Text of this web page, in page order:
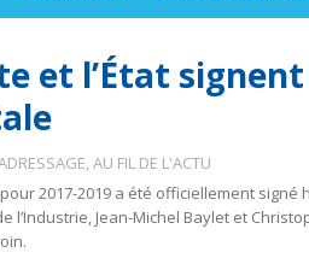
et l’État
,AU FIL DE L'ACTU
2017-2019 a été officiellement
l’Industrie, Jean-Michel Baylet et